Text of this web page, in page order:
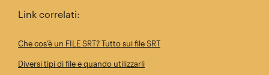
Link correlati:
Che cos’è un FILE SRT? Tutto sui file SRT
Diversi tipi di file e quando utilizzarli